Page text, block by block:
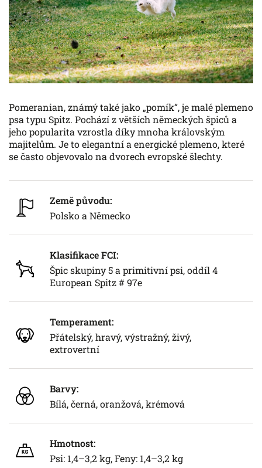
Pomeranian, známý také jako „pomík“, je malé plemeno
psa typu Spitz. Pochází z větších německých špiců a
jeho popularita vzrostla díky mnoha královským
majitelům. Je to elegantní a energické plemeno, které
se často objevovalo na dvorech evropské šlechty.
Země původu:
Polsko a Německo
Klasifikace FCI:
Špic skupiny 5 a primitivní psi, oddíl 4
European Spitz # 97e
Temperament:
Přátelský, hravý, výstražný, živý,
extrovertní
Barvy:
Bílá, černá, oranžová, krémová
Hmotnost:
Psi: 1,4–3,2 kg, Feny: 1,4–3,2 kg